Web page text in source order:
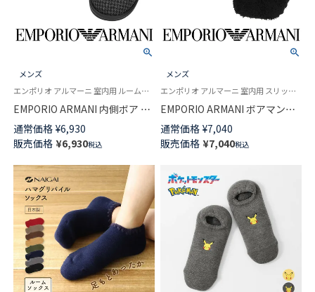
メンズ
エンポリオ アルマーニ 室内用 ルームシューズ 公式 紳士
EMPORIO ARMANI 内側ボア ハ
ンドトゥースイーグル刺繍 メン
ズ スリッパ 日本製 02345877
通常価格 ¥6,930
販売価格 ¥6,930税込
メンズ
エンポリオ アルマーニ 室内用 スリッパ シルバー刺繍 公式 紳士
EMPORIO ARMANI ボアマンガ
べア刺繍 ルームシューズ メン
ズ 織ネーム付き ウォッシャブ
ル仕様 履き口パイピング 日本
通常価格 ¥7,040
販売価格 ¥7,040税込